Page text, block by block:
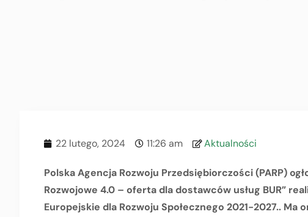
22 lutego, 2024 11:26 am Aktualności
Polska Agencja Rozwoju Przedsiębiorczości (PARP)
Rozwojowe 4.0 – oferta dla dostawców usług BUR”
Europejskie dla Rozwoju Społecznego 2021-2027..